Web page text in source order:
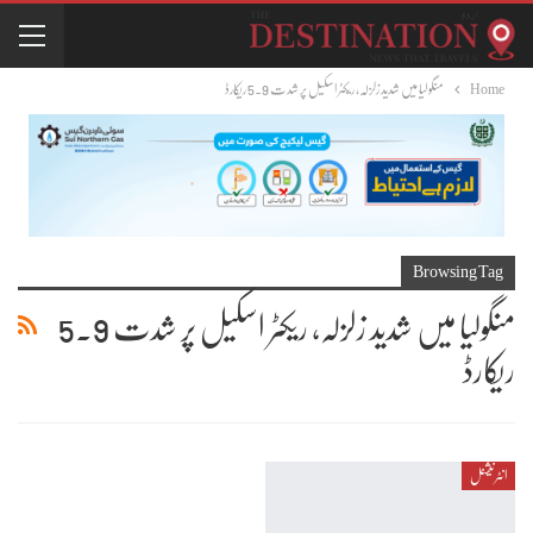
Home منگولیا میں شدید زلزلہ، ریکٹر اسکیل پر شدت 5.9 ریکارڈ
Browsing Tag
منگولیا میں شدید زلزلہ، ریکٹر اسکیل پر شدت 5.9
ریکارڈ
انٹرنیشنل